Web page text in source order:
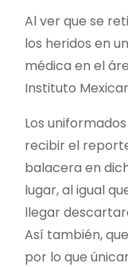
Al ver que se
los heridos en
médica en el
Instituto
Los
recibir el
balacera en
lugar, al igual
llegar
Así también,
por lo que